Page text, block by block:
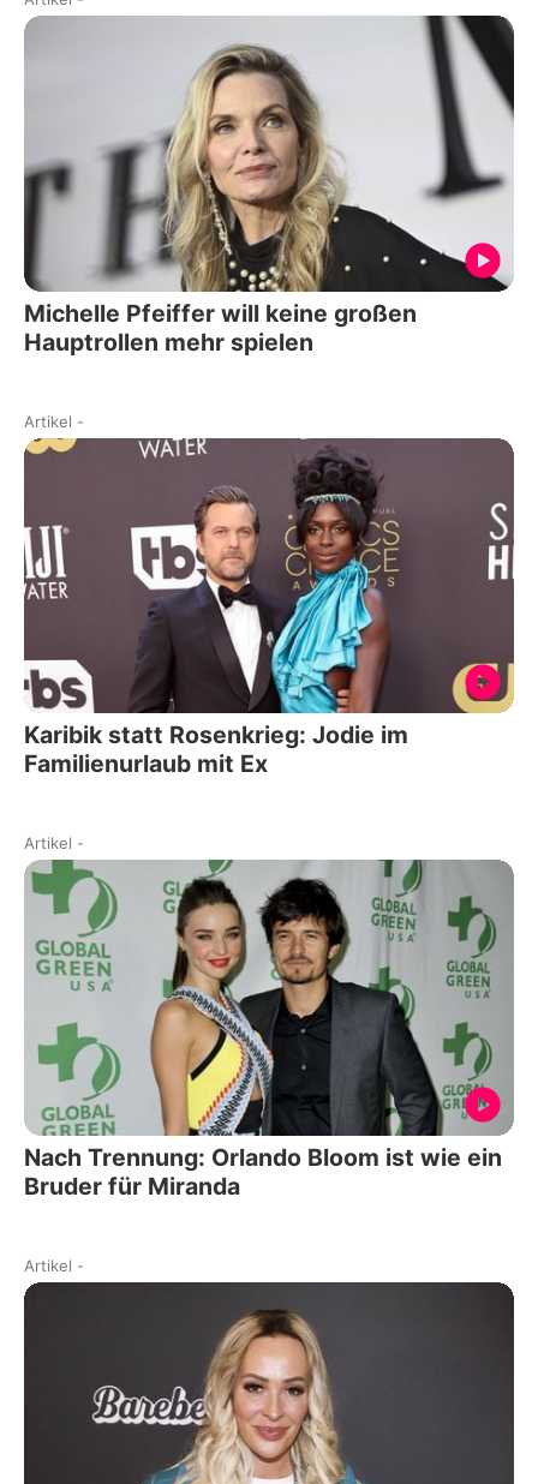
Michelle Pfeiffer will keine großen
Hauptrollen mehr spielen
Artikel -
Karibik statt Rosenkrieg: Jodie im
Familienurlaub mit Ex
Artikel -
Nach Trennung: Orlando Bloom ist wie ein
Bruder für Miranda
Artikel -